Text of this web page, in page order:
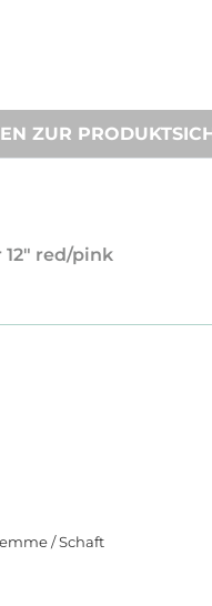
ZUR
red/pink
/ Schaft